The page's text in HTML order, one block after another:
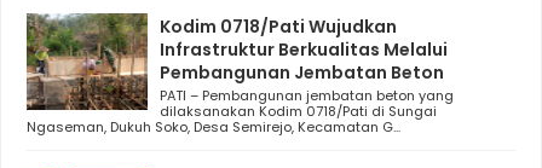
Kodim 0718/Pati Wujudkan
Infrastruktur Berkualitas Melalui
Pembangunan Jembatan Beton
PATI – Pembangunan jembatan beton yang
dilaksanakan Kodim 0718/Pati di Sungai
Ngaseman, Dukuh Soko, Desa Semirejo, Kecamatan G...